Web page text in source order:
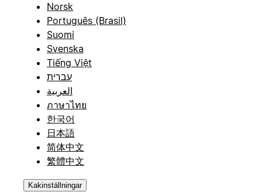
Norsk
Português (Brasil)
Suomi
Svenska
Tiếng Việt
עברית
العربية
ภาษาไทย
한국어
日本語
简体中文
繁體中文
Kakinställningar